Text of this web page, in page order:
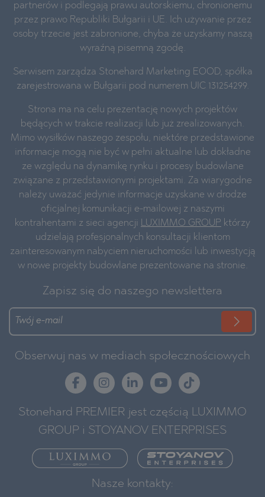
partnerów i podlegają prawu autorskiemu, chronionemu
przez prawo Republiki Bułgarii i UE. Ich używanie przez
osoby trzecie jest zabronione, chyba że uzyskamy naszą
wyraźną pisemną zgodę.
Serwisem zarządza Stonehard Marketing EOOD, spółka
zarejestrowana w Bułgarii pod numerem UIC 131254299.
Strona ma na celu prezentację nowych projektów
będących w trakcie realizacji lub już zrealizowanych.
Mimo wysiłków naszego zespołu, niektóre przedstawione
informacje mogą nie być w pełni aktualne lub dokładne
ze względu na dynamikę rynku i procesy budowlane
związane z przedstawionymi projektami. Za wiarygodne
należy uważać jedynie informacje uzyskane w drodze
oficjalnej komunikacji e-mailowej z naszymi
kontrahentami z sieci agencji LUXIMMO GROUP którzy
udzielają profesjonalnych konsultacji klientom
zainteresowanym nabyciem nieruchomości lub inwestycją
w nowe projekty budowlane prezentowane na stronie.
Zapisz się do naszego newslettera
Obserwuj nas w mediach społecznościowych
Stonehard PREMIER jest częścią LUXIMMO
GROUP i STOYANOV ENTERPRISES
Nasze kontakty: